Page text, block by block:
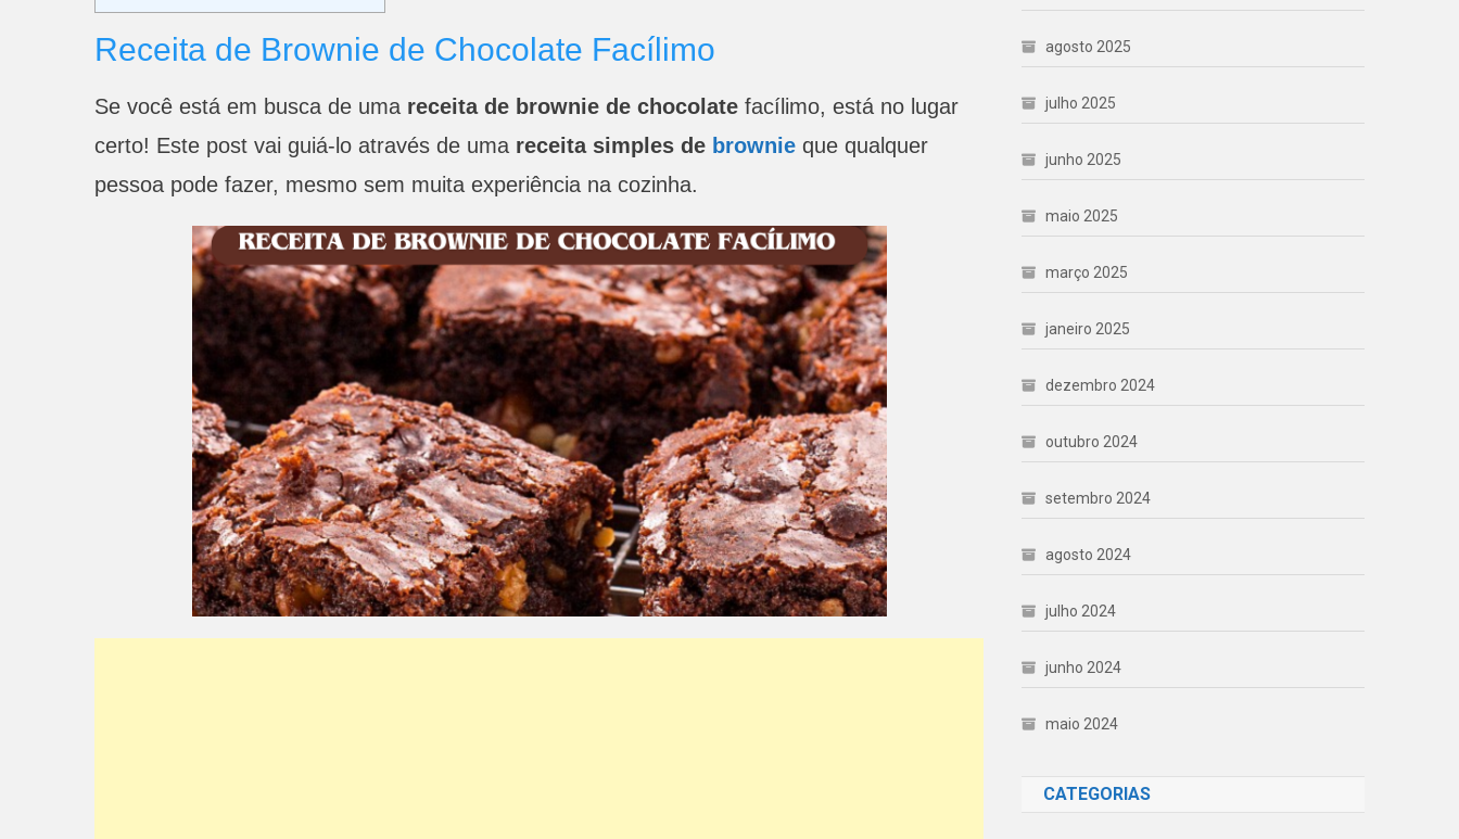
Receita de Brownie de Chocolate Facílimo
Se você está em busca de uma receita de brownie de chocolate facílimo, está no lugar
certo! Este post vai guiá-lo através de uma receita simples de brownie que qualquer
pessoa pode fazer, mesmo sem muita experiência na cozinha.
agosto 2025
julho 2025
junho 2025
maio 2025
março 2025
janeiro 2025
dezembro 2024
outubro 2024
setembro 2024
agosto 2024
julho 2024
junho 2024
maio 2024
CATEGORIAS